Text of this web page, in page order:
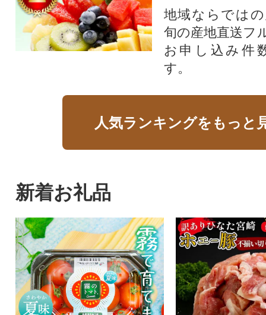
地域ならでは
旬の産地直送フ
お申し込み件
す。
人気ランキングをもっと
新着お礼品